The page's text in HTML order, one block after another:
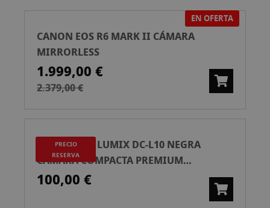
EN OFERTA
CANON EOS R6 MARK II CÁMARA
MIRRORLESS
1.999,00 €
2.379,00 €
PRECIO
RESERVA
PANASONIC LUMIX DC-L10 NEGRA
CÁMARA COMPACTA PREMIUM
*RESERVA* PRECIO FINAL: 1.499€
100,00 €